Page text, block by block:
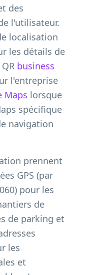
des
l'utilisateur.
localisation
les détails de
business
l'entreprise
Maps lorsque
spécifique
navigation
prennent
GPS (par
pour les
de
de parking et
les
et